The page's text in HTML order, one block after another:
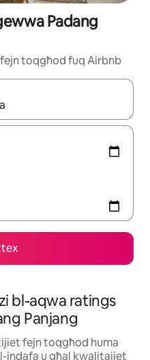
Padang
toqgħod fuq Airbnb
tista' tmur minn riżultat
bl-aqwa ratings
Panjang
fejn toqgħod huma
indafa u għal kwalitajiet